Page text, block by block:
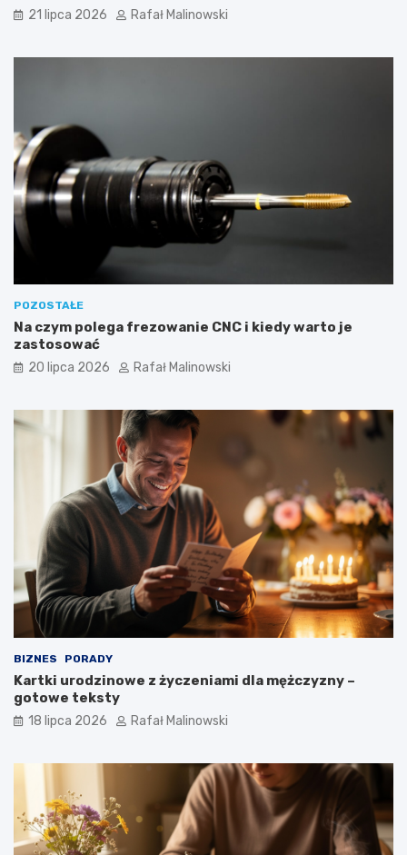
musi być częścią procedury?
21 lipca 2026 Rafał Malinowski
POZOSTAŁE
Na czym polega frezowanie CNC i kiedy warto je
zastosować
20 lipca 2026 Rafał Malinowski
BIZNES PORADY
Kartki urodzinowe z życzeniami dla mężczyzny –
gotowe teksty
18 lipca 2026 Rafał Malinowski